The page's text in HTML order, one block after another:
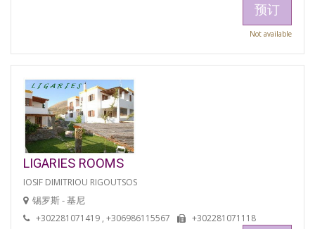
预订
Not available
LIGARIES ROOMS
IOSIF DIMITRIOU RIGOUTSOS
锡罗斯 - 基尼
+302281071419 , +306986115567 +302281071118